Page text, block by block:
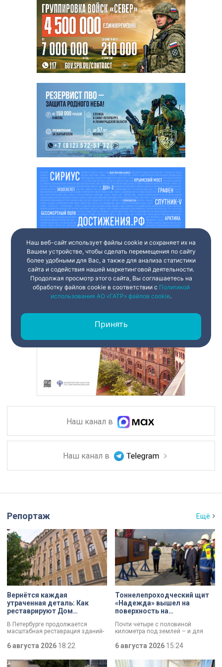
Наш канал в
Наш канал в
Репортаж Ещё
Вернётся каждая
утраченная деталь: Как
реставрируют Дом
Святого Николая на улице
Марата
В Петербурге продолжается
масштабная реставрация зданий-
губернаторской программы.
Специалисты обновляют не
просто стены, а восстанавливают
6 августа 2026 18:22
Тоннелепроходческий щит
«Надежда» вышел на
поверхность на
Почти четыре с половиной
километра под землей – и для
«Надежды» забрезжил свет:
проходческий щит вышел на
поверхность. О ходе работ у
демонтажного котлована сегодня
6 августа 2026 15:24
Наш веб-сайт использует файлы cookie и сохраняет их на
Вашем устройстве, чтобы сделать перемещения по сайту
более удобными для Вас, а также для анализа статистики
сайта и содействия нашей маркетинговой деятельности.
Продолжая просмотр этого сайта, Вы соглашаетесь на
обработку файлов cookie в соответствии с Политикой
использования АО «ГАТР» файлов cookie.
Принять